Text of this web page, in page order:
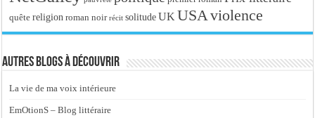
quête religion roman noir récit solitude UK USAviolence
Autres blogs à découvrir
La vie de ma voix intérieure
EmOtionS – Blog littéraire